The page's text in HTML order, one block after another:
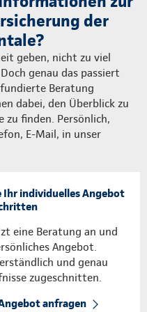
der
geben, nicht zu viel
genau das passiert
Beratung
dabei, den Überblick zu
zu finden. Persönlich,
E-Mail, in unser
Ihr individuelles Angebot
eine Beratung an und
Angebot.
und genau
zugeschnitten.
anfragen